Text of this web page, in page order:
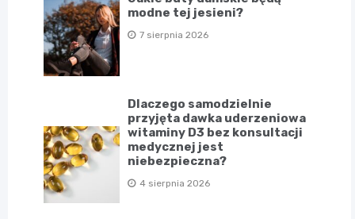
modne tej jesieni?
7 sierpnia 2026
Dlaczego samodzielnie
przyjęta dawka uderzeniowa
witaminy D3 bez konsultacji
medycznej jest
niebezpieczna?
4 sierpnia 2026